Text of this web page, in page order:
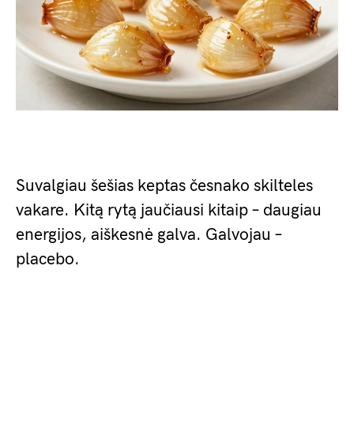
Suvalgiau šešias keptas česnako skilteles
vakare. Kitą rytą jaučiausi kitaip – daugiau
energijos, aiškesnė galva. Galvojau –
placebo.